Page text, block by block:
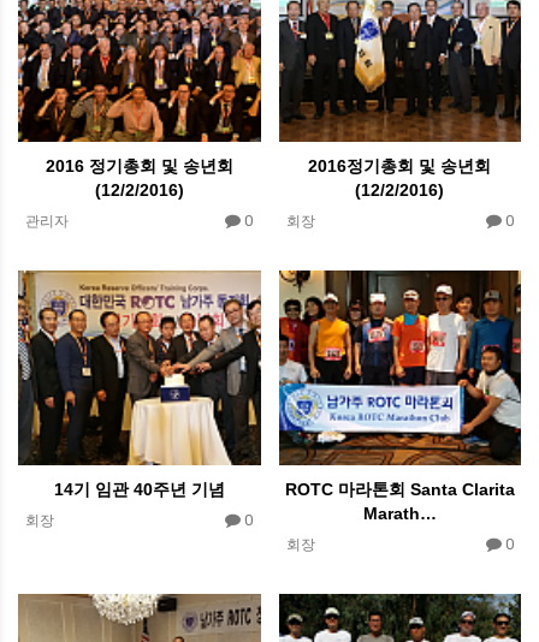
2016 정기총회 및 송년회
(12/2/2016)
관리자 0
2016정기총회 및 송년회
(12/2/2016)
회장 0
14기 임관 40주년 기념
회장 0
ROTC 마라톤회 Santa Clarita
Marath…
회장 0